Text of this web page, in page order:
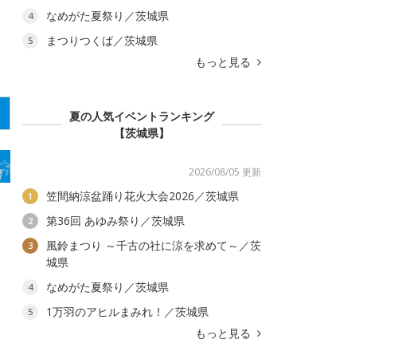
4 なめがた夏祭り／茨城県
5
まつりつくば／茨城県
もっと見る
夏の人気イベントランキング
【茨城県】
2026/08/05 更新
1 笠間納涼盆踊り花火大会2026／茨城県
2 第36回 あゆみ祭り／茨城県
3
風鈴まつり ～千古の社に涼を求めて～／茨
城県
4 なめがた夏祭り／茨城県
5
1万羽のアヒルまみれ！／茨城県
もっと見る